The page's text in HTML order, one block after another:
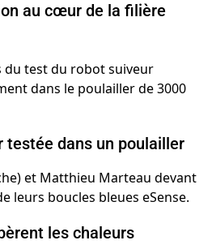
au cœur de la filière
testée dans un poulailler
les chaleurs